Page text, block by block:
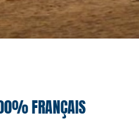
FRANÇAIS